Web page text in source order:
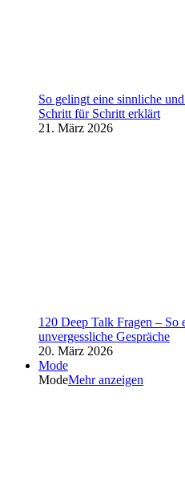
So gelingt eine sinnliche
Schritt für Schritt erklärt
21. März 2026
120 Deep Talk Fragen – So
unvergessliche Gespräche
20. März 2026
Mode
ModeMehr anzeigen